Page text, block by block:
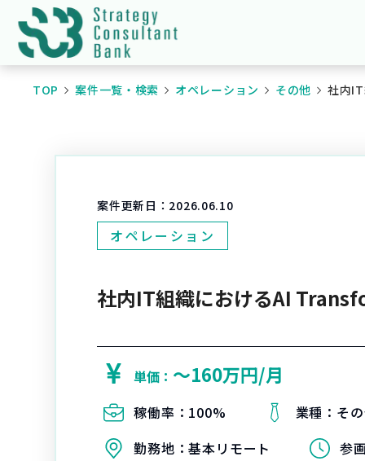
TOP 案件一覧・検索 オペレーション その他 社内
案件更新日： 2026.06.10
オペレーション
社内IT組織におけるAI
単価： 〜160万円/月
稼働率： 100% 業種： そ
勤務地：基本リモート 参